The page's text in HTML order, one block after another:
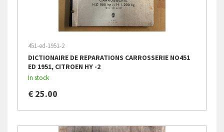
451-ed-1951-2
DICTIONAIRE DE REPARATIONS CARROSSERIE NO451
ED 1951, CITROEN HY -2
In stock
€ 25.00